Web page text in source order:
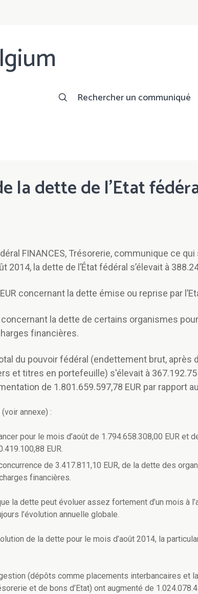
Rechercher un communiqué
la dette de l'Etat
FINANCES, Trésorerie, communique ce qui
2014, la dette de l’État fédéral s’élevait à
concernant la dette émise ou reprise par
concernant la dette de certains organismes
financières.
du pouvoir fédéral (endettement brut, après
et titres en portefeuille) s'élevait à
de 1.801.659.597,78 EUR par rapport
annexe) :
pour le mois d’août de 1.794.658.308,00 EUR et
EUR.
de 3.417.811,10 EUR, de la dette des
financières.
la dette peut évoluer assez fortement d’un mois à
l’évolution annuelle globale.
de la dette pour le mois d’août 2014, la
(dépôts comme placements interbancaires et
et de bons d’Etat) ont augmenté de